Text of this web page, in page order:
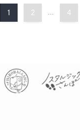
1 2 ... 4